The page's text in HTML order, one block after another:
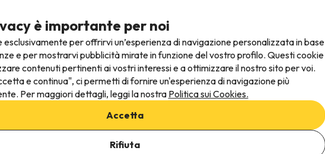
la possibilità di prenotare il posto auto in anticipo.
è importante per noi
esclusivamente per offrirvi un’esperienza di navigazione personalizzata in base
e per mostrarvi pubblicità mirate in funzione del vostro profilo. Questi cookie
contenuti pertinenti ai vostri interessi e a ottimizzare il nostro sito per voi.
e continua", ci permetti di fornire un'esperienza di navigazione più
Per maggiori dettagli, leggi la nostraPolitica sui Cookies.
Accetta
Rifiuta